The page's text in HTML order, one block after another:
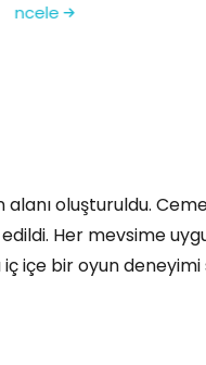
İncele
oluşturuldu.
Her mevsime
içe bir oyun deneyimi